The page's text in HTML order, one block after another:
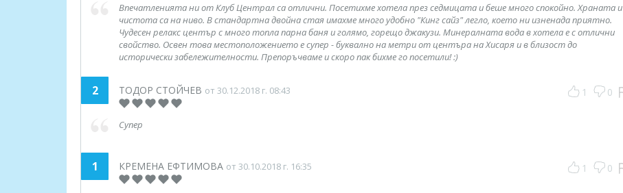
Впечатленията ни от Клуб Централ са отлични. Посетихме хотела през седмицата и беше много спокойно. Храната и
чистота са на ниво. В стандартна двойна стая имахме много удобно "Кинг сайз" легло, което ни изненада приятно.
Чудесен релакс център с много топла парна баня и голямо, горещо джакузи. Минералната вода в хотела е с отлични
свойство. Освен това местоположението е супер - буквално на метри от центъра на Хисаря и в близост до
исторически забележителности. Препоръчваме и скоро пак бихме го посетили! :)
2 ТОДОР СТОЙЧЕВ от 30.12.2018 г. 08:43 1 0
Супер
1 КРЕМЕНА ЕФТИМОВА от 30.10.2018 г. 16:35 1 0